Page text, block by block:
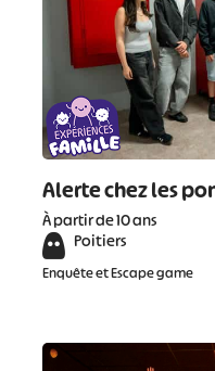
Alerte chez les
À partir de 10 ans
Poitiers
Enquête et Escape game